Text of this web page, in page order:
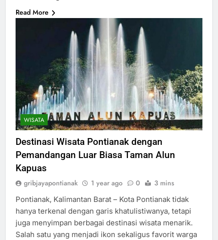
Read More
WISATA
Destinasi Wisata Pontianak dengan
Pemandangan Luar Biasa Taman Alun
Kapuas
gribjayapontianak 1 year ago 0 3 mins
Pontianak, Kalimantan Barat – Kota Pontianak tidak
hanya terkenal dengan garis khatulistiwanya, tetapi
juga menyimpan berbagai destinasi wisata menarik.
Salah satu yang menjadi ikon sekaligus favorit warga